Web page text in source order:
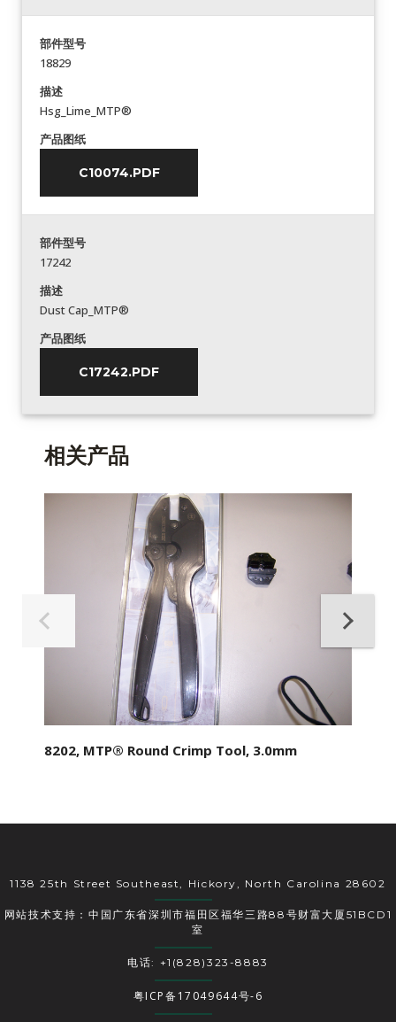
部件型号
18829
描述
Hsg_Lime_MTP®
产品图纸
C10074.PDF
部件型号
17242
描述
Dust Cap_MTP®
产品图纸
C17242.PDF
相关产品
8202, MTP® Round Crimp Tool, 3.0mm
1138 25th Street Southeast, Hickory, North Carolina 28602
网站技术支持：中国广东省深圳市福田区福华三路88号财富大厦51BCD1
室
电话: +1(828)323-8883
粤ICP备17049644号-6